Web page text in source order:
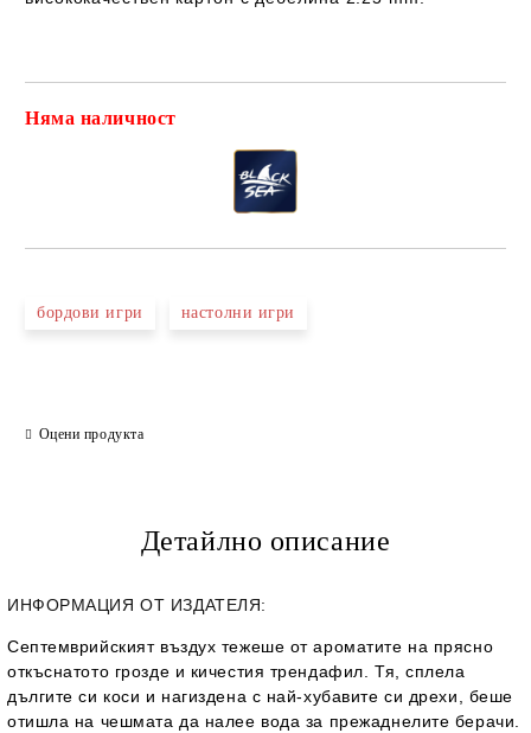
Няма наличност
бордови игри настолни игри
Оцени продукта
Детайлно описание
ИНФОРМАЦИЯ ОТ ИЗДАТЕЛЯ:
Септемврийският въздух тежеше от ароматите на прясно
откъснатото грозде и кичестия трендафил. Тя, сплела
дългите си коси и нагиздена с най-хубавите си дрехи, беше
отишла на чешмата да налее вода за прежаднелите берачи.